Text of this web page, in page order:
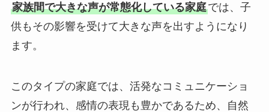
家族間で大きな声が常態化している家庭では、子
供もその影響を受けて大きな声を出すようになり
ます。
このタイプの家庭では、活発なコミュニケーショ
ンが行われ、感情の表現も豊かであるため、自然